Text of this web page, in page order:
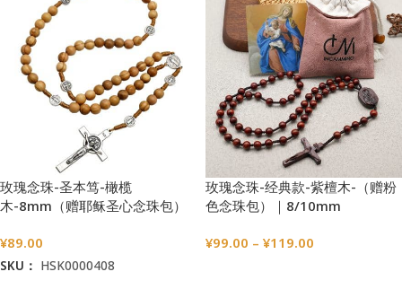
玫瑰念珠-圣本笃-橄榄
木-8mm（赠耶稣圣心念珠包）
¥89.00
SKU： HSK0000408
玫瑰念珠-经典款-紫檀木-（赠粉
色念珠包）｜8/10mm
¥99.00 – ¥119.00